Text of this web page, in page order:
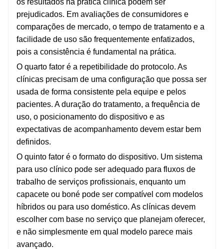
prejudicados. Em avaliações de consumidores e
comparações de mercado, o tempo de tratamento e a
facilidade de uso são frequentemente enfatizados,
pois a consistência é fundamental na prática.
O quarto fator é a repetibilidade do protocolo. As
clínicas precisam de uma configuração que possa ser
usada de forma consistente pela equipe e pelos
pacientes. A duração do tratamento, a frequência de
uso, o posicionamento do dispositivo e as
expectativas de acompanhamento devem estar bem
definidos.
O quinto fator é o formato do dispositivo. Um sistema
para uso clínico pode ser adequado para fluxos de
trabalho de serviços profissionais, enquanto um
capacete ou boné pode ser compatível com modelos
híbridos ou para uso doméstico. As clínicas devem
escolher com base no serviço que planejam oferecer,
e não simplesmente em qual modelo parece mais
avançado.